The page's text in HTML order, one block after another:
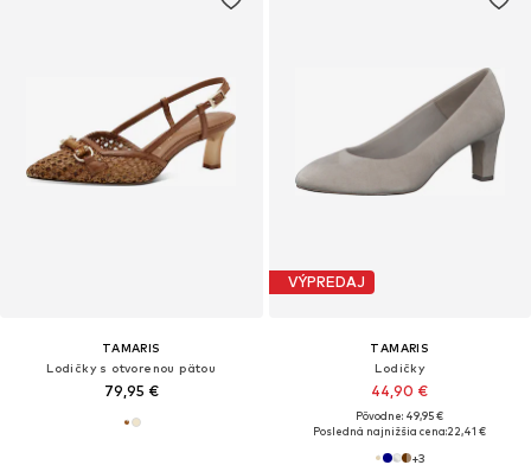
TAMARIS
Lodičky s otvorenou pätou
79,95 €
VÝPREDAJ
TAMARIS
Lodičky
44,90 €
Pôvodne: 49,95 €
Posledná najnižšia cena:22,41 €
+3